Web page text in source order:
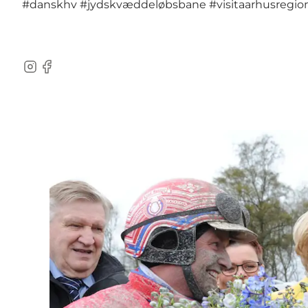
#danskhv #jydskvæddeløbsbane
Instagram
Facebook